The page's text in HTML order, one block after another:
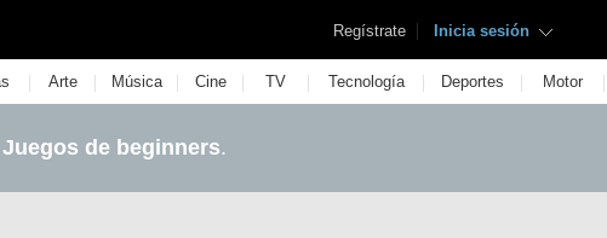
Regístrate | Inicia sesión
| Arte | Música | Cine | TV | Tecnología | Deportes | Motor |
Juegos de beginners.